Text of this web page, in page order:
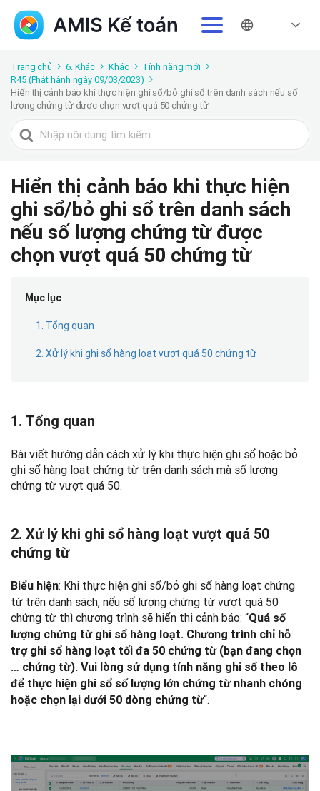
Trang chủ 6. Khác Khác
Tính năng mới
R45 (Phát hành ngày 09/03/2023)
Hiển thị cảnh báo khi thực hiện ghi sổ/bỏ ghi sổ trên danh sách nếu số
lượng chứng từ được chọn vượt quá 50 chứng từ
Tìm
kiếm
Hiển thị cảnh báo khi thực hiện
ghi sổ/bỏ ghi sổ trên danh sách
nếu số lượng chứng từ được
chọn vượt quá 50 chứng từ
Mục lục
1. Tổng quan
2. Xử lý khi ghi sổ hàng loạt vượt quá 50 chứng từ
1. Tổng quan
Bài viết hướng dẫn cách xử lý khi thực hiện ghi sổ hoặc bỏ
ghi sổ hàng loạt chứng từ trên danh sách mà số lượng
chứng từ vượt quá 50.
2. Xử lý khi ghi sổ hàng loạt vượt quá 50
chứng từ
Biểu hiện: Khi thực hiện ghi sổ/bỏ ghi sổ hàng loạt chứng
từ trên danh sách, nếu số lượng chứng từ vượt quá 50
chứng từ thì chương trình sẽ hiển thị cảnh báo: “Quá số
lượng chứng từ ghi sổ hàng loạt. Chương trình chỉ hỗ
trợ ghi sổ hàng loạt tối đa 50 chứng từ (bạn đang chọn
… chứng từ). Vui lòng sử dụng tính năng ghi sổ theo lô
để thực hiện ghi sổ số lượng lớn chứng từ nhanh chóng
hoặc chọn lại dưới 50 dòng chứng từ“.